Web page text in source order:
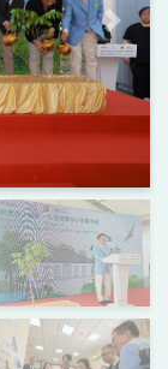
下一页